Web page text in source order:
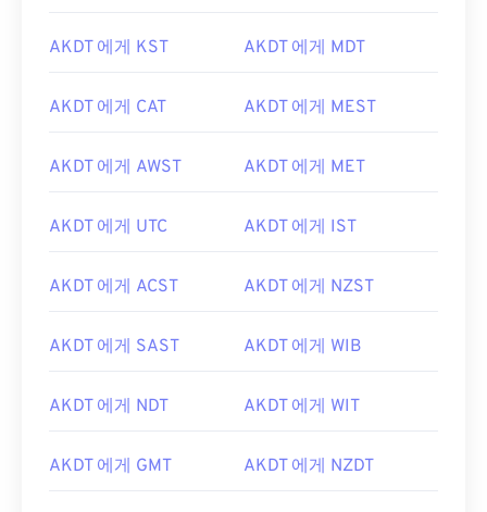
AKDT 에게 KST AKDT 에게 MDT
AKDT 에게 CAT AKDT 에게 MEST
AKDT 에게 AWST AKDT 에게 MET
AKDT 에게 UTC AKDT 에게 IST
AKDT 에게 ACST AKDT 에게 NZST
AKDT 에게 SAST AKDT 에게 WIB
AKDT 에게 NDT AKDT 에게 WIT
AKDT 에게 GMT AKDT 에게 NZDT